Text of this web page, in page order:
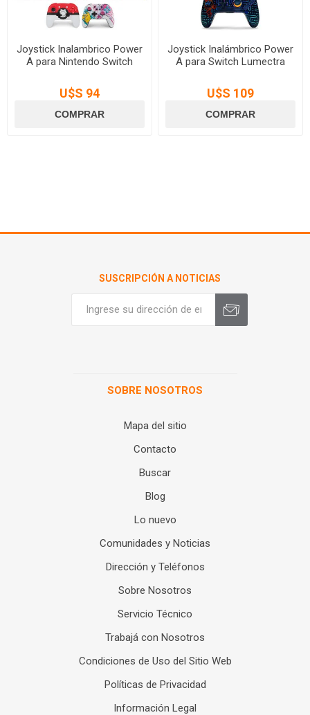
Joystick Inalambrico Power
A para Nintendo Switch
U$S 94
Joystick Inalámbrico Power
A para Switch Lumectra
U$S 109
SUSCRIPCIÓN A NOTICIAS
SOBRE NOSOTROS
Mapa del sitio
Contacto
Buscar
Blog
Lo nuevo
Comunidades y Noticias
Dirección y Teléfonos
Sobre Nosotros
Servicio Técnico
Trabajá con Nosotros
Condiciones de Uso del Sitio Web
Políticas de Privacidad
Información Legal